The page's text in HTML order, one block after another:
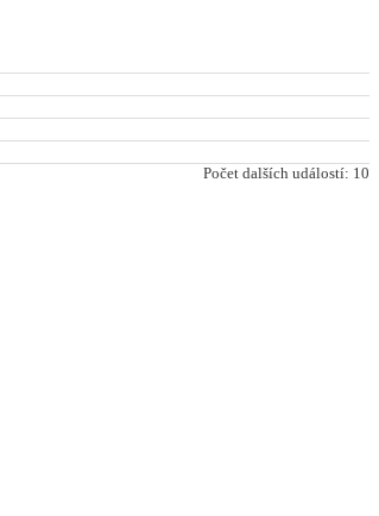
Počet dalších událostí: 10